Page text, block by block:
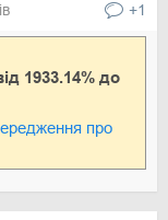
+1
1933.14% до
про